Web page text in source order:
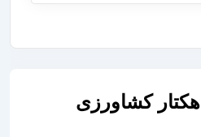
اجاره رایگان ۱۷ هکتار کشاورزی